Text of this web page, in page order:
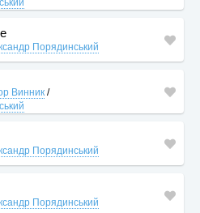
Порядинський
Винник /
Порядинський
Порядинський